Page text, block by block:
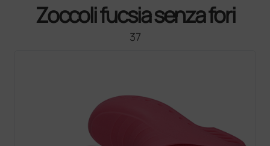
Zoccoli fucsia senza fori
37